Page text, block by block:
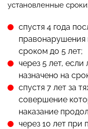
установленные сроки:
спустя 4 года
сроком до 5 лет;
через 5 лет,
назначено на
спустя 7 лет за
совершение
наказание
через 10 лет